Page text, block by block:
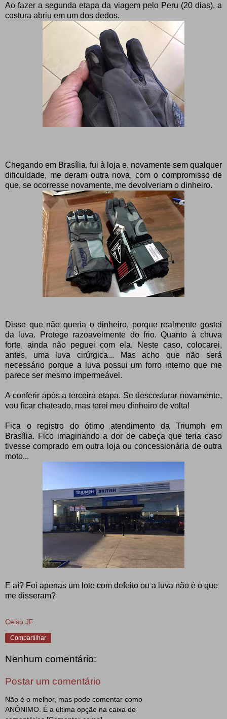
Ao fazer a segunda etapa da viagem pelo Peru (20 dias), a
costura abriu em um dos dedos.
Chegando em Brasília, fui à loja e, novamente sem qualquer
dificuldade, me deram outra nova, com o compromisso de
que, se ocorresse novamente, me devolveriam o dinheiro.
Disse que não queria o dinheiro, porque realmente gostei
da luva. Protege razoavelmente do frio. Quanto à chuva
forte, ainda não peguei com ela. Neste caso, colocarei,
antes, uma luva cirúrgica... Mas acho que não será
necessário porque a luva possui um forro interno que me
parece ser mesmo impermeável.
A conferir após a terceira etapa. Se descosturar novamente,
vou ficar chateado, mas terei meu dinheiro de volta!
Fica o registro do ótimo atendimento da Triumph em
Brasília. Fico imaginando a dor de cabeça que teria caso
tivesse comprado em outra loja ou concessionária de outra
moto...
E aí? Foi apenas um lote com defeito ou a luva não é o que
me disseram?
Celso JF
Compartilhar
Nenhum comentário:
Postar um comentário
Não é o melhor, mas pode comentar como
ANÔNIMO. É a última opção na caixa de